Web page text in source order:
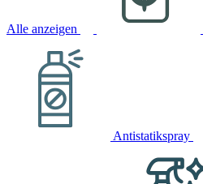
Alle anzeigen
Antistatikspray